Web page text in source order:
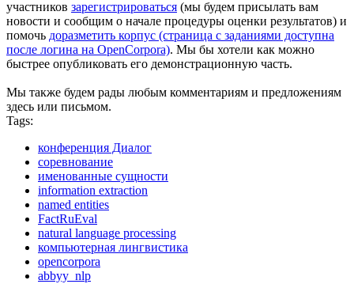
участников зарегистрироваться (мы будем присылать вам
новости и сообщим о начале процедуры оценки результатов) и
помочь доразметить корпус (страница с заданиями доступна
после логина на OpenCorpora). Мы бы хотели как можно
быстрее опубликовать его демонстрационную часть.
Мы также будем рады любым комментариям и предложениям
здесь или письмом.
Tags:
конференция Диалог
соревнование
именованные сущности
information extraction
named entities
FactRuEval
natural language processing
компьютерная лингвистика
opencorpora
abbyy_nlp